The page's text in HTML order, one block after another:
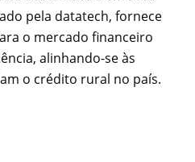
pela datatech, fornece
o mercado financeiro
alinhando-se às
o crédito rural no país.